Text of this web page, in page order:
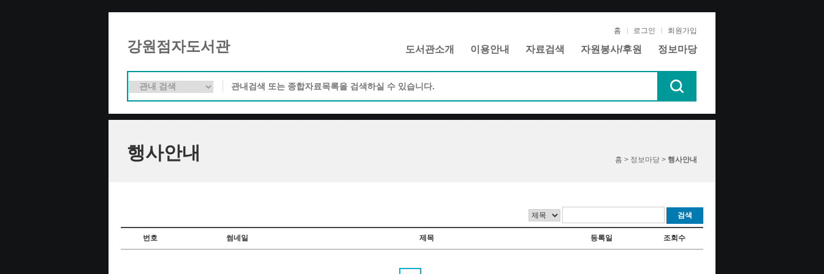
강원점자도서관
홈 로그인 회원가입
도서관소개 이용안내 자료검색 자원봉사/후원 정보마당
행사안내 홈 > 정보마당 > 행사안내
검색
번호 썸네일 제목 등록일 조회수